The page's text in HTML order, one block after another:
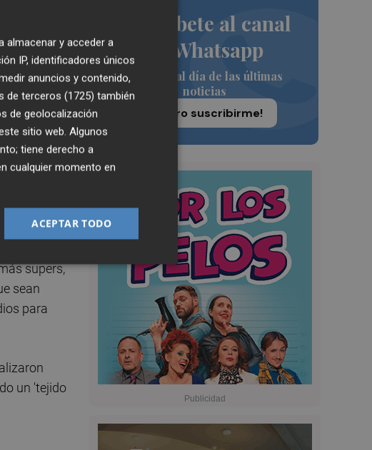
Suscríbete al canal
de Whatsapp
Siempre al día de las últimas
noticias
¡Quiero suscribirme!
política
del
de
el
supers,
sean
para
un 'tejido
y acceder a
IP, identificadores únicos
anuncios y contenido,
de terceros (1725) también
de geolocalización
sitio web. Algunos
tiene derecho a
cualquier momento en
ACEPTAR TODO